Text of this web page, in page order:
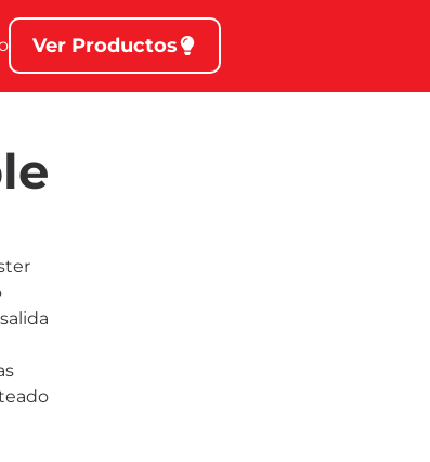
Ver Productos